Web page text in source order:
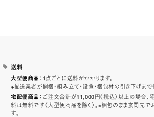
送料
大型便商品 ：1点ごとに送料がかかります。
※配送業者が開梱・組み立て・設置・梱包材の引き下げまで
宅配便商品 ：ご注文合計が11,000円（税込）以上の場合、
料は無料です（大型便商品を除く）。※梱包のまま玄関先で
す。